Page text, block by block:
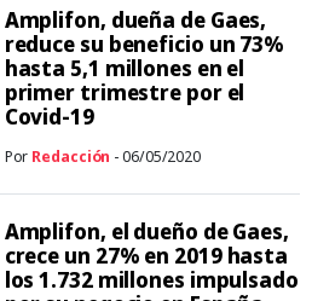
Amplifon, dueña de Gaes,
reduce su beneficio un 73%
hasta 5,1 millones en el
primer trimestre por el
Covid-19
Por Redacción - 06/05/2020
Amplifon, el dueño de Gaes,
crece un 27% en 2019 hasta
los 1.732 millones impulsado